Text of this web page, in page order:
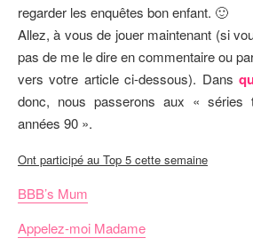
regarder les enquêtes bon enfant. 🙂
Allez, à vous de jouer maintenant (si
pas de me le dire en commentaire ou
vers votre article ci-dessous). Dans
donc, nous passerons aux « séries
années 90 ».
Ont participé au Top 5 cette semaine
BBB’s Mum
Appelez-moi Madame